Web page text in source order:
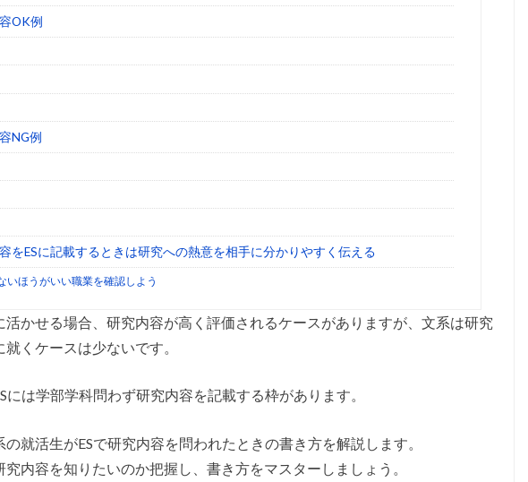
OK例
NG例
をESに記載するときは研究への熱意を相手に分かりやすく伝える
いほうがいい職業を確認しよう
活かせる場合、研究内容が高く評価されるケースがありますが、文系は研究
くケースは少ないです。
には学部学科問わず研究内容を記載する枠があります。
の就活生がESで研究内容を問われたときの書き方を解説します。
内容を知りたいのか把握し、書き方をマスターしましょう。